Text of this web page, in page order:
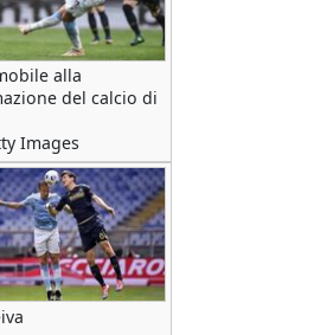
alla
del calcio di
Images